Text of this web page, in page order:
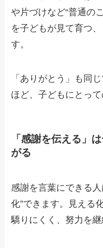
や片づけなど“普通の
を子どもが見て育つ
す。
「ありがとう」も同
ほど、子どもにとって
「感謝を伝える」
がる
感謝を言葉にできる
化”できます。見える
驕りにくく、努力を継